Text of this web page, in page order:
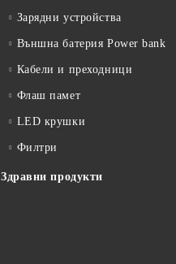
Зарядни устройства
Външна батерия Power bank
Кабели и преходници
Флаш памет
LED крушки
Филтри
Здравни продукти